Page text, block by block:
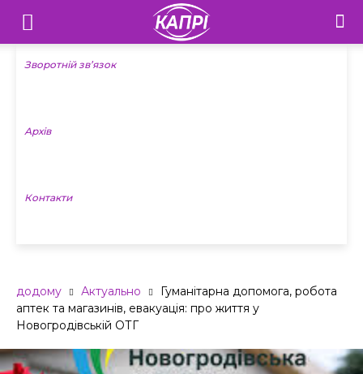
Телебачення
«Капрі»
Новини
Зворотній зв’язок
Архів
Контакти
додому Актуально
Гуманітарна допомога, робота
аптек та магазинів, евакуація: про життя у
Новогродівській ОТГ